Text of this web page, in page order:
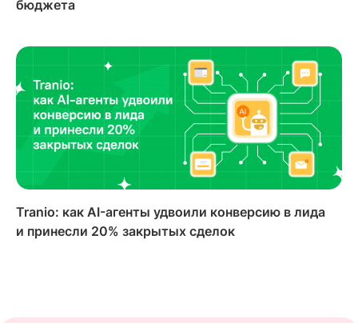
бюджета
Tranio: как AI-агенты удвоили конверсию в лида
и принесли 20% закрытых сделок